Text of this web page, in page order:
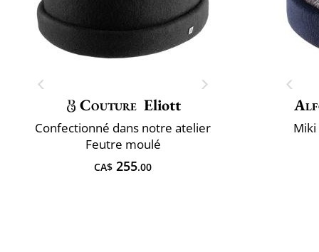
Couture Eliott
Confectionné dans notre atelier
Feutre moulé
CA$ 255.00